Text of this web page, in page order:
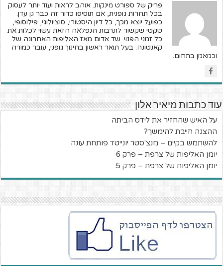
פריק של ספורט מינקות. אוהב לראות ועוד יותר לעסוק
בכל תחרות גופנית, אם תוסיפו כדור זה כבר גן עדן.
כפועל יוצא מכך, כל דיון היסטורי, סוציולוגי, פילוסופי,
טקטי שקשור לתרבות הנפלאה הזאת עשוי לכלות את
כל זמני הפנוי. שד אדום מאז האליפות האחרונה של
קאנטונה. בעל תואר ראשון בחינוך גופני, עובר כמורה
וכמאמן בתחום.
עוד כתבות מיאיר אלון
על האיש שהחזיר את לידס הביתה
ההצגה חייבת להימשך?
להשתמש בקיים – מנצ'סטר יונייטד פותחת עונה
יומן האליפות של צרפת – פרק 6
יומן האליפות של צרפת – פרק 5